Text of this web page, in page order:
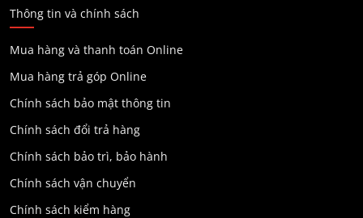
Thông tin và chính sách
Mua hàng và thanh toán Online
Mua hàng trả góp Online
Chính sách bảo mật thông tin
Chính sách đổi trả hàng
Chính sách bảo trì, bảo hành
Chính sách vận chuyển
Chính sách kiểm hàng